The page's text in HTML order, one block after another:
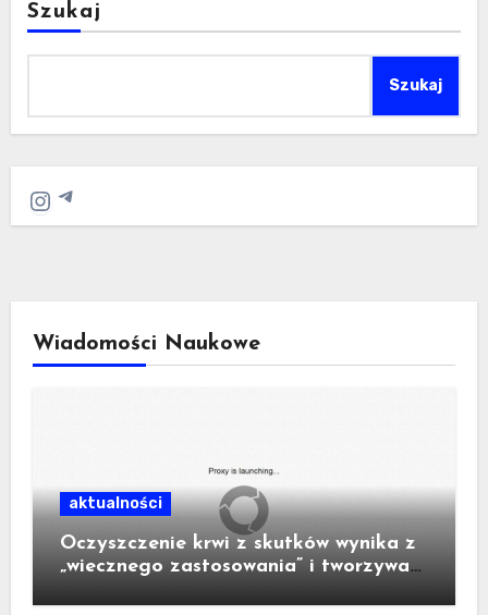
Szukaj
Szukaj
Instagram
Telegram
Wiadomości Naukowe
aktualności
Oczyszczenie krwi z skutków wynika z
„wiecznego zastosowania” i tworzywa